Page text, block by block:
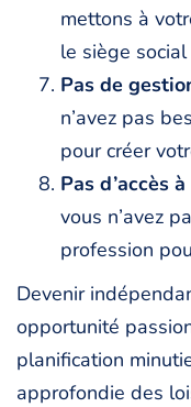
mettons à
le siège
Pas de
n’avez pas
pour créer
Pas d’accès
vous n’avez
profession
Devenir
opportunité
planification
approfondie des